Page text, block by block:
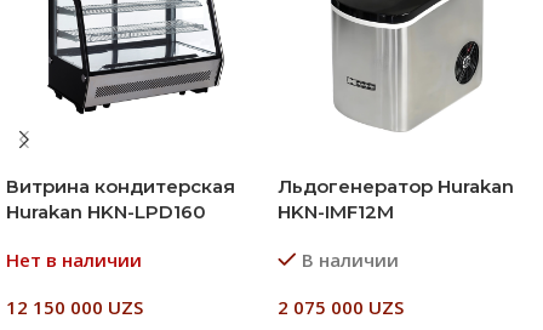
Витрина кондитерская
Hurakan HKN-LPD160
Нет в наличии
12 150 000 UZS
Льдогенератор Hurakan
HKN-IMF12M
В наличии
2 075 000 UZS